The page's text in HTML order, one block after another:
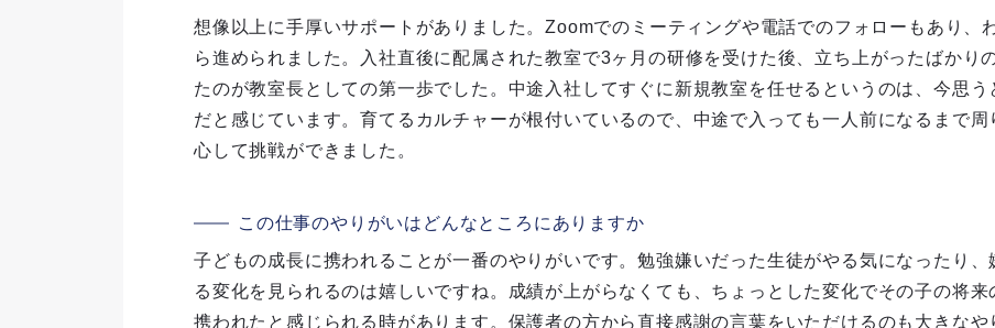
想像以上に手厚いサポートがありました。Zoomでのミーティングや電話でのフォローもあり、
ら進められました。入社直後に配属された教室で3ヶ月の研修を受けた後、立ち上がったばかり
たのが教室長としての第一歩でした。中途入社してすぐに新規教室を任せるというのは、今思
だと感じています。育てるカルチャーが根付いているので、中途で入っても一人前になるまで
心して挑戦ができました。
この仕事のやりがいはどんなところにありますか
子どもの成長に携われることが一番のやりがいです。勉強嫌いだった生徒がやる気になったり
る変化を見られるのは嬉しいですね。成績が上がらなくても、ちょっとした変化でその子の将
携われたと感じられる時があります。保護者の方から直接感謝の言葉をいただけるのも大きなや